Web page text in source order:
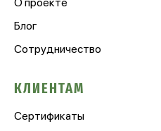
Блог
Сотрудничество
КЛИЕНТАМ
Сертификаты